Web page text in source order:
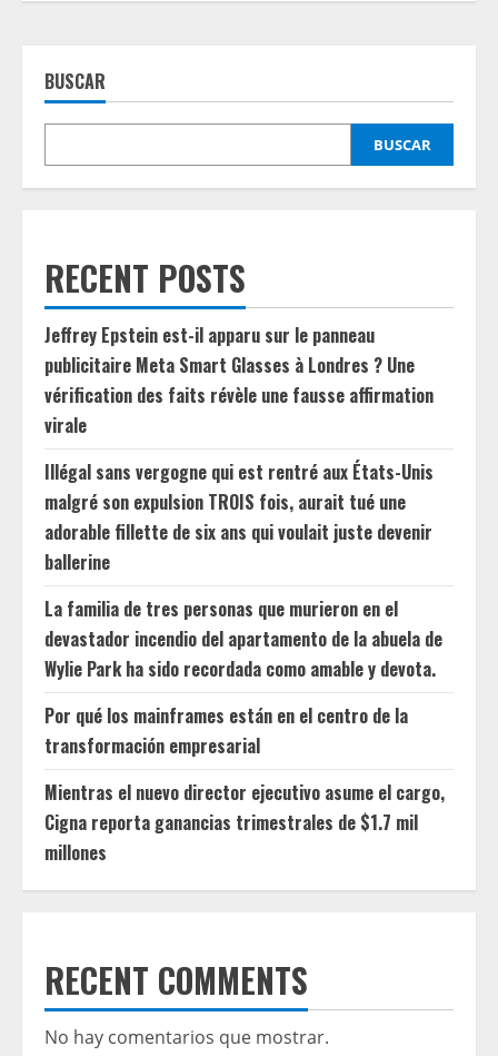
BUSCAR
BUSCAR
RECENT POSTS
Jeffrey Epstein est-il apparu sur le panneau
publicitaire Meta Smart Glasses à Londres ? Une
vérification des faits révèle une fausse affirmation
virale
Illégal sans vergogne qui est rentré aux États-Unis
malgré son expulsion TROIS fois, aurait tué une
adorable fillette de six ans qui voulait juste devenir
ballerine
La familia de tres personas que murieron en el
devastador incendio del apartamento de la abuela de
Wylie Park ha sido recordada como amable y devota.
Por qué los mainframes están en el centro de la
transformación empresarial
Mientras el nuevo director ejecutivo asume el cargo,
Cigna reporta ganancias trimestrales de $1.7 mil
millones
RECENT COMMENTS
No hay comentarios que mostrar.